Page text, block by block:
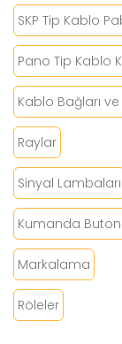
SKP Tip Kablo
Pano Tip Kablo
Kablo Bağları
Raylar
Sinyal Lambaları
Kumanda
Markalama
Röleler